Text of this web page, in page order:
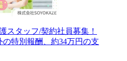
スタッフ/契約社員募集！
の特別報酬、約34万円の支